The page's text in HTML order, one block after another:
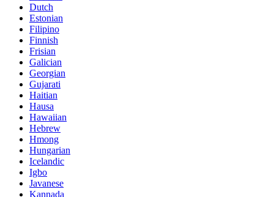
Dutch
Estonian
Filipino
Finnish
Frisian
Galician
Georgian
Gujarati
Haitian
Hausa
Hawaiian
Hebrew
Hmong
Hungarian
Icelandic
Igbo
Javanese
Kannada